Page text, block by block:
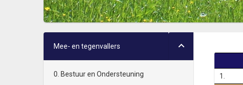
Mee- en tegenvallers
0. Bestuur en Ondersteuning
1.